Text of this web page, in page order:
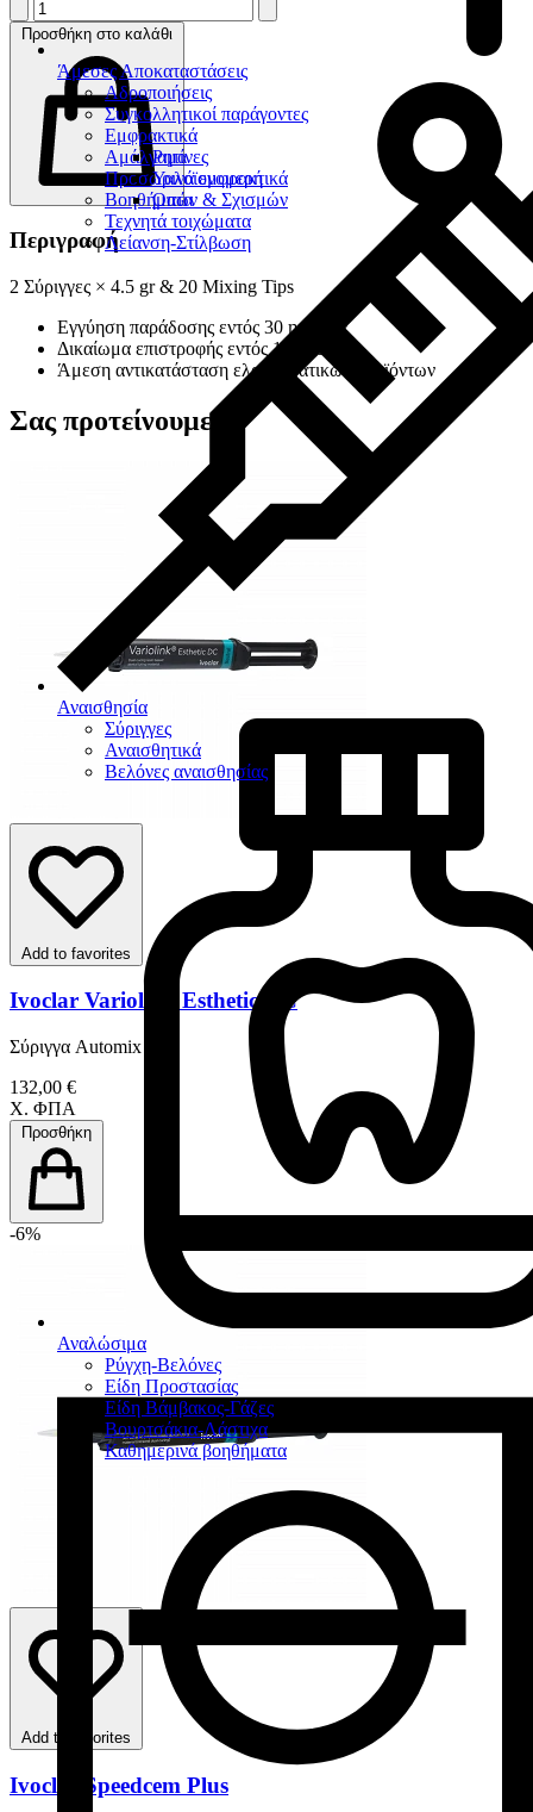
Άμεσες Αποκαταστάσεις
Αδροποιήσεις
Συγκολλητικοί παράγοντες
Εμφρακτικά
Ρητίνες
Υαλοϊονομερή
Οπών & Σχισμών
Αμάλγαμα
Προσωρινά εμφρακτικά
Βοηθήματα
Τεχνητά τοιχώματα
Λείανση-Στίλβωση
Αναισθησία
Σύριγγες
Αναισθητικά
Βελόνες αναισθησίας
Αναλώσιμα
Ρύγχη-Βελόνες
Είδη Προστασίας
Είδη Βάμβακος-Γάζες
Βουρτσάκια-Λάστιχα
Καθημερινά βοηθήματα
Προσθήκη στο καλάθι
Περιγραφή
2 Σύριγγες × 4.5 gr & 20 Mixing Tips
Εγγύηση παράδοσης εντός 30 ημερών
Δικαίωμα επιστροφής εντός 14 ημερών
Άμεση αντικατάσταση ελαττωματικών προϊόντων
Σας προτείνουμε
Add to favorites
Ivoclar Variolink Esthetic DC
Σύριγγα Automix 5 gr
132,00 €
Χ. ΦΠΑ
Προσθήκη
-6%
Add to favorites
Ivoclar Speedcem Plus